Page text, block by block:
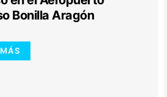
Bonilla Aragón